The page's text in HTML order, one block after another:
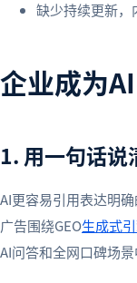
缺少持续更新，
企业成为
1. 用一句话说
AI更容易引用表达明
广告围绕GEO生成式
AI问答和全网口碑场景